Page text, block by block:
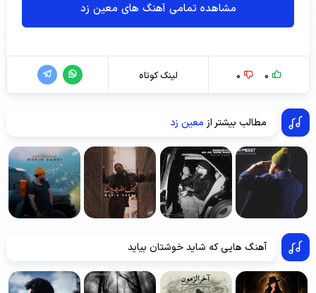
مشاهده تمامی آهنگ های معین زد
0
0 لینک کوتاه
مطالب بیشتر از معین زد
آهنگ هایی که شاید خوشتان بیاید